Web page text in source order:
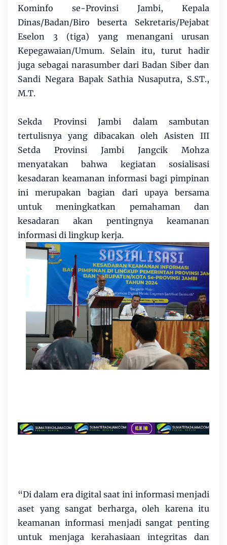
Kominfo se-Provinsi Jambi, Kepala
Dinas/Badan/Biro beserta Sekretaris/Pejabat
Eselon 3 (tiga) yang menangani urusan
Kepegawaian/Umum. Selain itu, turut hadir
juga sebagai narasumber dari Badan Siber dan
Sandi Negara Bapak Sathia Nusaputra, S.ST.,
M.T.
Sekda Provinsi Jambi dalam sambutan
tertulisnya yang dibacakan oleh Asisten III
Setda Provinsi Jambi Jangcik Mohza
menyatakan bahwa kegiatan sosialisasi
kesadaran keamanan informasi bagi pimpinan
ini merupakan bagian dari upaya bersama
untuk meningkatkan pemahaman dan
kesadaran akan pentingnya keamanan
informasi di lingkup kerja.
“Di dalam era digital saat ini informasi menjadi
aset yang sangat berharga, oleh karena itu
keamanan informasi menjadi sangat penting
untuk menjaga kerahasiaan integritas dan